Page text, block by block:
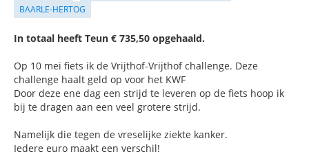
BAARLE-HERTOG
In totaal heeft Teun € 735,50 opgehaald.
Op 10 mei fiets ik de Vrijthof-Vrijthof challenge. Deze
challenge haalt geld op voor het KWF
Door deze ene dag een strijd te leveren op de fiets hoop ik
bij te dragen aan een veel grotere strijd.
Namelijk die tegen de vreselijke ziekte kanker.
Iedere euro maakt een verschil!